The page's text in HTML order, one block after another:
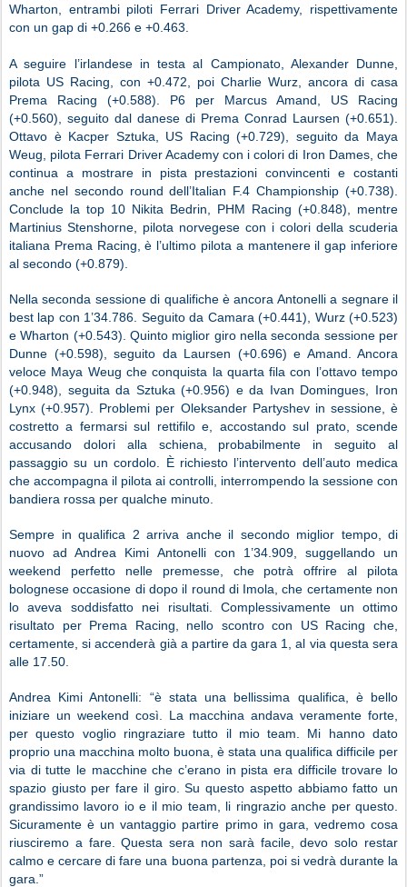
Wharton, entrambi piloti Ferrari Driver Academy, rispettivamente
con un gap di +0.266 e +0.463.
A seguire l’irlandese in testa al Campionato, Alexander Dunne,
pilota US Racing, con +0.472, poi Charlie Wurz, ancora di casa
Prema Racing (+0.588). P6 per Marcus Amand, US Racing
(+0.560), seguito dal danese di Prema Conrad Laursen (+0.651).
Ottavo è Kacper Sztuka, US Racing (+0.729), seguito da Maya
Weug, pilota Ferrari Driver Academy con i colori di Iron Dames, che
continua a mostrare in pista prestazioni convincenti e costanti
anche nel secondo round dell’Italian F.4 Championship (+0.738).
Conclude la top 10 Nikita Bedrin, PHM Racing (+0.848), mentre
Martinius Stenshorne, pilota norvegese con i colori della scuderia
italiana Prema Racing, è l’ultimo pilota a mantenere il gap inferiore
al secondo (+0.879).
Nella seconda sessione di qualifiche è ancora Antonelli a segnare il
best lap con 1’34.786. Seguito da Camara (+0.441), Wurz (+0.523)
e Wharton (+0.543). Quinto miglior giro nella seconda sessione per
Dunne (+0.598), seguito da Laursen (+0.696) e Amand. Ancora
veloce Maya Weug che conquista la quarta fila con l’ottavo tempo
(+0.948), seguita da Sztuka (+0.956) e da Ivan Domingues, Iron
Lynx (+0.957). Problemi per Oleksander Partyshev in sessione, è
costretto a fermarsi sul rettifilo e, accostando sul prato, scende
accusando dolori alla schiena, probabilmente in seguito al
passaggio su un cordolo. È richiesto l’intervento dell’auto medica
che accompagna il pilota ai controlli, interrompendo la sessione con
bandiera rossa per qualche minuto.
Sempre in qualifica 2 arriva anche il secondo miglior tempo, di
nuovo ad Andrea Kimi Antonelli con 1’34.909, suggellando un
weekend perfetto nelle premesse, che potrà offrire al pilota
bolognese occasione di dopo il round di Imola, che certamente non
lo aveva soddisfatto nei risultati. Complessivamente un ottimo
risultato per Prema Racing, nello scontro con US Racing che,
certamente, si accenderà già a partire da gara 1, al via questa sera
alle 17.50.
Andrea Kimi Antonelli: “è stata una bellissima qualifica, è bello
iniziare un weekend così. La macchina andava veramente forte,
per questo voglio ringraziare tutto il mio team. Mi hanno dato
proprio una macchina molto buona, è stata una qualifica difficile per
via di tutte le macchine che c’erano in pista era difficile trovare lo
spazio giusto per fare il giro. Su questo aspetto abbiamo fatto un
grandissimo lavoro io e il mio team, li ringrazio anche per questo.
Sicuramente è un vantaggio partire primo in gara, vedremo cosa
riusciremo a fare. Questa sera non sarà facile, devo solo restar
calmo e cercare di fare una buona partenza, poi si vedrà durante la
gara.”